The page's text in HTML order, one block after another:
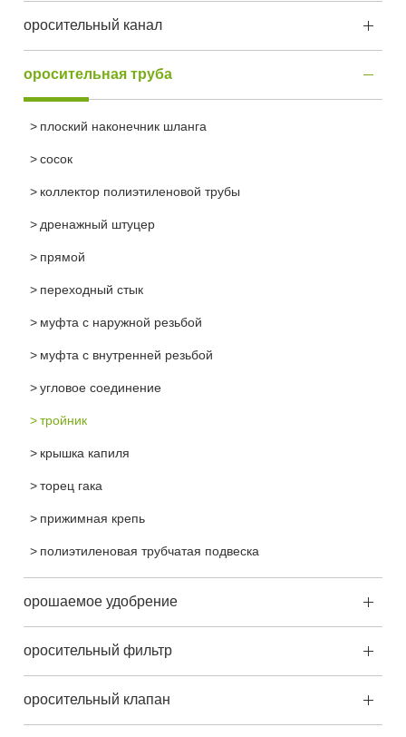
оросительный канал
оросительная труба
плоский наконечник шланга
сосок
коллектор полиэтиленовой трубы
дренажный штуцер
прямой
переходный стык
муфта с наружной резьбой
муфта с внутренней резьбой
угловое соединение
тройник
крышка капиля
торец гака
прижимная крепь
полиэтиленовая трубчатая подвеска
орошаемое удобрение
оросительный фильтр
оросительный клапан